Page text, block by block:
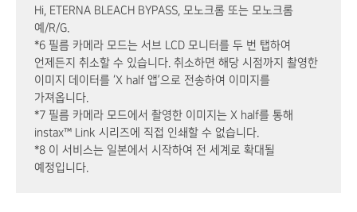
Hi, ETERNA BLEACH BYPASS, 모노크롬 또는 모노크롬
예/R/G.
*6 필름 카메라 모드는 서브 LCD 모니터를 두 번 탭하여
언제든지 취소할 수 있습니다. 취소하면 해당 시점까지 촬영한
이미지 데이터를 ‘X half 앱’으로 전송하여 이미지를
가져옵니다.
*7 필름 카메라 모드에서 촬영한 이미지는 X half를 통해
instax™ Link 시리즈에 직접 인쇄할 수 없습니다.
*8 이 서비스는 일본에서 시작하여 전 세계로 확대될
예정입니다.